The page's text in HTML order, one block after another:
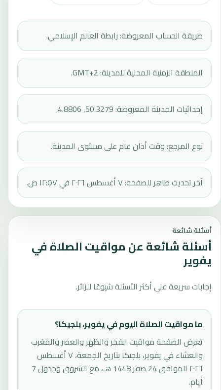
طريقة الحساب المعروضة: رابطة العالم الإسلامي.
المنطقة الزمنية المحلية للمدينة: GMT+2.
إحداثيات المدينة المعروضة: 50.3279, 4.8806.
نوع المرجع: وقت أذان عام على مستوى المدينة.
آخر تحديث ظاهر للصفحة: ٧ أغسطس ٢٠٢٦ في ١٢:٥٧ ص.
أسئلة شائعة
أسئلة شائعة عن مواقيت الصلاة في
يفوير
إجابات سريعة على أكثر الأسئلة شيوعًا للزائر.
ما مواقيت الصلاة اليوم في يفوير، بلجيكا؟
تعرض الصفحة مواقيت الفجر والظهر والعصر والمغرب
والعشاء في يفوير، بلجيكا بتاريخ الجمعة، ٧ أغسطس
٢٠٢٦ الموافق 24 صفر 1448 هـ، مع الشروق وجدول 7
أيام.